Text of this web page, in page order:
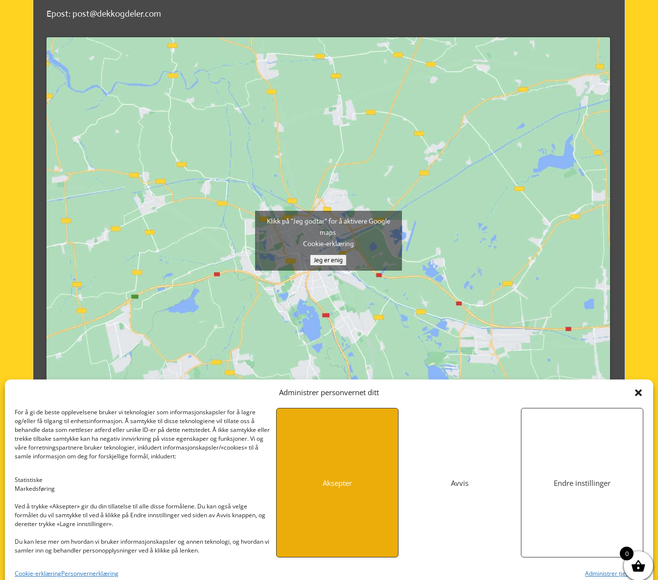
Administrer personvernet ditt
For å gi de beste opplevelsene bruker vi teknologier som informasjonskapsler for å lagre
og/eller få tilgang til enhetsinformasjon. Å samtykke til disse teknologiene vil tillate oss å
behandle data som nettleser atferd eller unike ID-er på dette nettstedet. Å ikke samtykke eller
trekke tilbake samtykke kan ha negativ innvirkning på visse egenskaper og funksjoner. Vi og
våre forretningspartnere bruker teknologier, inkludert informasjonskapsler/«cookies» til å
samle informasjon om deg for forskjellige formål, inkludert:
Statistiske
Markedsføring
Ved å trykke «Aksepter» gir du din tillatelse til alle disse formålene. Du kan også velge
formålet du vil samtykke til ved å klikke på Endre innstillinger ved siden av Avvis knappen, og
deretter trykke «Lagre innstillinger».
Du kan lese mer om hvordan vi bruker informasjonskapsler og annen teknologi, og hvordan vi
samler inn og behandler personopplysninger ved å klikke på lenken.
Administrer tjenester
Aksepter Avvis Endre instillinger
Cookie-erklæringPersonvernerklæring
Epost: post@dekkogdeler.com
Klikk på "Jeg godtar" for å aktivere Google
maps
Cookie-erklæring
Jeg er enig
Nedre Nøttveit 60, 5238 Rådal
Org. nr: 996430022
INFORMASJON
0